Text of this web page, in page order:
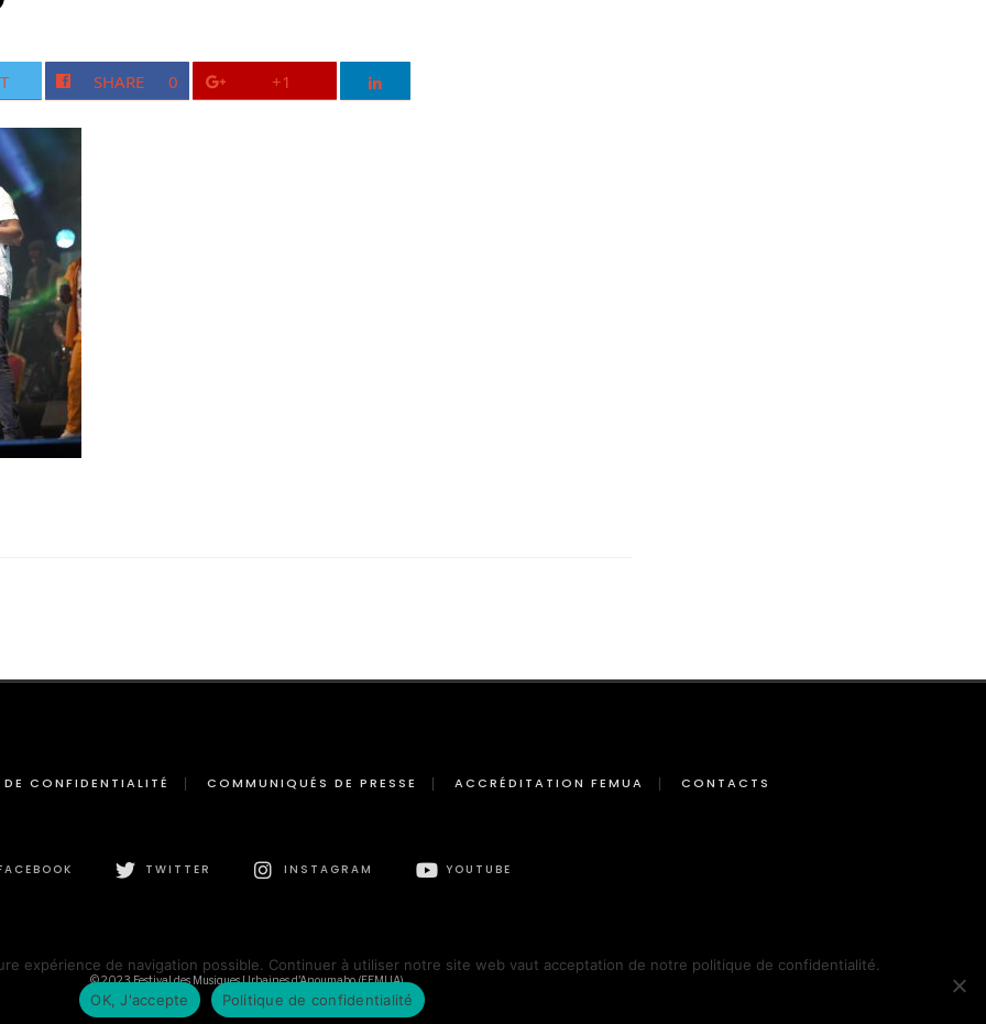
SHARE 0 +1
CONFIDENTIALITÉ COMMUNIQUÉS DE PRESSE ACCRÉDITATION FEMUA CONTACTS
TWITTER INSTAGRAM YOUTUBE
© 2023 Festival des Musiques Urbaines d'Anoumabo (FEMUA)
expérience de navigation possible. Continuer à utiliser notre site web vaut acceptation de notre politique de confidentialité.
OK, J'accepte
Politique de confidentialité